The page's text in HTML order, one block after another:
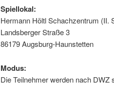
Spiellokal:
Hermann Höltl Schachzentrum (II.
Landsberger Straße 3
86179 Augsburg-Haunstetten
Modus:
Die Teilnehmer werden nach